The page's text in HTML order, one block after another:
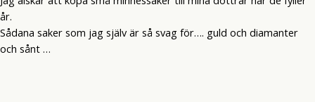
år.
Sådana saker som jag själv är så svag för…. guld och diamanter
och sånt …